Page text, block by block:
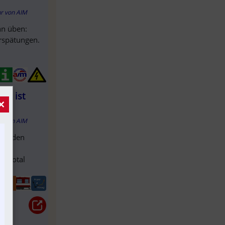
vonAIM
üben:
ist
vonAIM
total